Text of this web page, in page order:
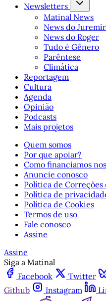
Newsletters
Matinal News
News do Juremir
News do Roger
Tudo é Gênero
Parêntese
Climática
Reportagem
Cultura
Agenda
Opinião
Podcasts
Mais projetos
Quem somos
Por que apoiar?
Como financiamos
Anuncie conosco
Política de Correções
Política de
Política de Cookies
Termos de uso
Fale conosco
Assine
Assine
Siga a Matinal
Facebook
Twitter
Github
Instagram